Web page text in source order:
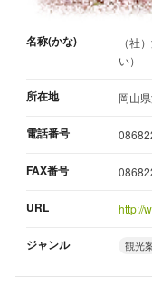
名称(かな)
（社
い）
所在地 岡山
電話番号
FAX番号
URL http://
ジャンル 観光